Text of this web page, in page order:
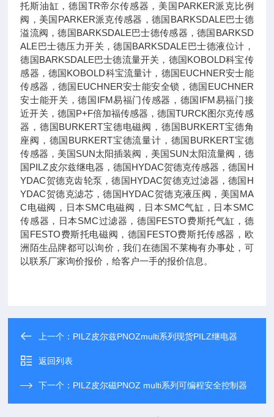
托斯油缸，德国TR帝尔传感器，美国PARKER派克比例
阀，美国PARKER派克传感器，德国BARKSDALE巴士德
溢流阀，德国BARKSDALE巴士德传感器，德国BARKSD
ALE巴士德压力开关，德国BARKSDALE巴士德液位计，
德国BARKSDALE巴士德流量开关，德国KOBOLD科宝传
感器，德国KOBOLD科宝流量计，德国EUCHNER安士能
传感器，德国EUCHNER安士能安全锁，德国EUCHNER
安士能开关，德国IFM易福门传感器，德国IFM易福门接
近开关，德国P+F倍加福传感器，德国TURCK图尔克传感
器，德国BURKERT宝德电磁阀，德国BURKERT宝德角
座阀，德国BURKERT宝德流量计，德国BURKERT宝德
传感器，美国SUN太阳插装阀，美国SUN太阳流量阀，德
国PILZ皮尔兹继电器，德国HYDAC贺德克传感器，德国H
YDAC贺德克齿轮泵，德国HYDAC贺德克过滤器，德国H
YDAC贺德克滤芯，德国HYDAC贺德克液压阀，美国MA
C电磁阀，日本SMC电磁阀，日本SMC气缸，日本SMC
传感器，日本SMC过滤器，德国FESTO费斯托气缸，德
国FESTO费斯托电磁阀，德国FESTO费斯托传感器，欧
洲陌生品牌都可以询价，我们在德国不莱梅有办事处，可
以联系厂家询价报价，给客户一手的报价信息。
上一个： PILZ皮尔兹PNOZmulti系列现货PILZ继电器
返回列表
下一个： PILZ皮尔磁PNOZ multi系列可编程安全控制器